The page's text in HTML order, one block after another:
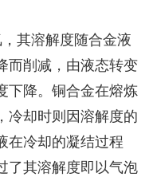
其溶解度随合金液
而削减，由液态转变
下降。铜合金在熔炼
冷却时则因溶解度的
在冷却的凝结过程
了其溶解度即以气泡